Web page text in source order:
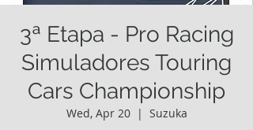
3ª Etapa - Pro Racing
Simuladores Touring
Cars Championship
Wed, Apr 20
  |
Suzuka